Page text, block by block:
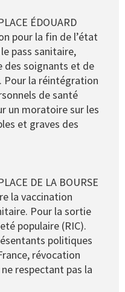
ÉDOUARD
pour la fin de l’état
pass sanitaire,
des soignants et de
Pour la réintégration
de santé
un moratoire sur les
et graves des
DE LA BOURSE
la vaccination
Pour la sortie
populaire (RIC).
politiques
révocation
respectant pas la